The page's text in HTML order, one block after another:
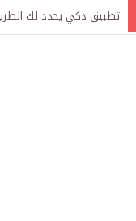
تركيا وسوريا توقعان